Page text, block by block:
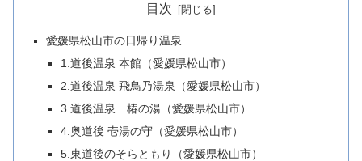
目次
愛媛県松山市の日帰り温泉
1.道後温泉 本館（愛媛県松山市）
2.道後温泉 飛鳥乃湯泉（愛媛県松山市）
3.道後温泉 椿の湯（愛媛県松山市）
4.奥道後 壱湯の守（愛媛県松山市）
5.東道後のそらともり（愛媛県松山市）